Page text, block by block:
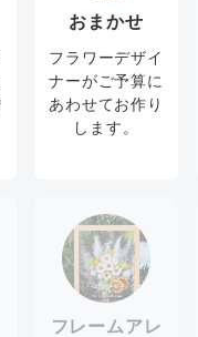
おまかせ
フラワーデザイ
ナーがご予算に
あわせてお作り
します。
フレームアレ